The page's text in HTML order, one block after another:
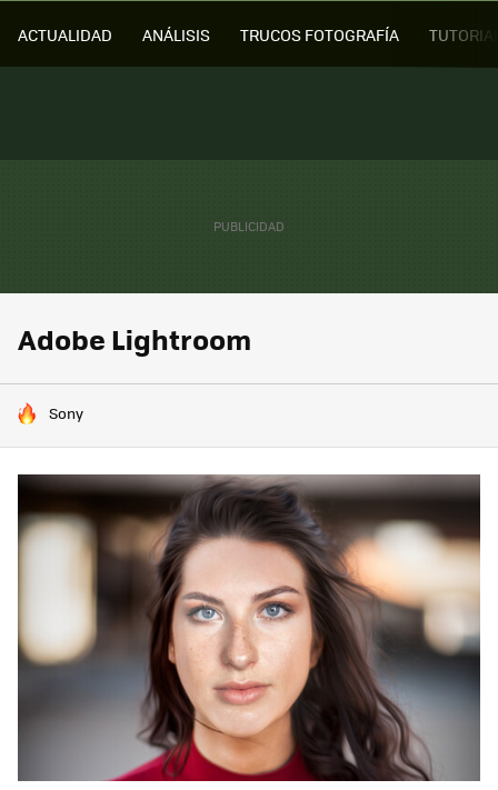
ACTUALIDAD ANÁLISIS TRUCOS FOTOGRAFÍA
Adobe Lightroom
HOY SE HABLA DE
Sony